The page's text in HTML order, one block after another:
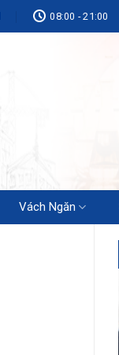
08:00 - 21:00
Vách Ngăn